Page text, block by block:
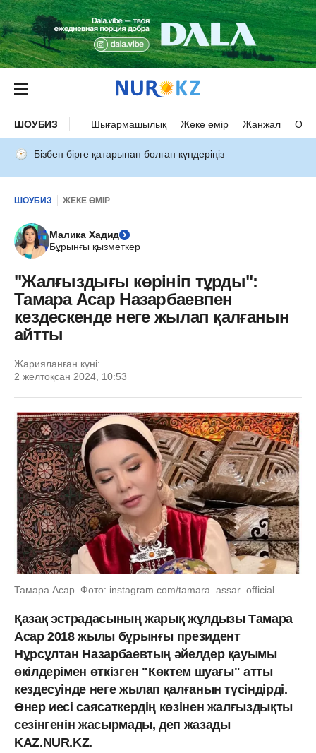
ШОУБИЗ Шығармашылық Жеке өмір Жанжал
Бізбен бірге қатарынан болған күндеріңіз
ШОУБИЗ ЖЕКЕ ӨМІР
Малика Хадид
Бұрынғы қызметкер
"Жалғыздығы көрініп тұрды":
Тамара Асар Назарбаевпен
кездескенде неге жылап қалғанын
айтты
Жарияланған күні:
2 желтоқсан 2024, 10:53
Тамара Асар. Фото: instagram.com/tamara_assar_official
Қазақ эстрадасының жарық жұлдызы Тамара
Асар 2018 жылы бұрынғы президент
Нұрсұлтан Назарбаевтың әйелдер қауымы
өкілдерімен өткізген "Көктем шуағы" атты
кездесуінде неге жылап қалғанын түсіндірді.
Өнер иесі саясаткердің көзінен жалғыздықты
сезінгенін жасырмады, деп жазады
KAZ.NUR.KZ.